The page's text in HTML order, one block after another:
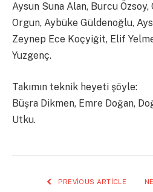
Aysun Suna Alan, Burcu
Orgun, Aybüke Güldenoğlu,
Zeynep Ece Koçyiğit, Elif
Yuzgenç.
Takımın teknik heyeti şöyle:
Büşra Dikmen, Emre Doğan,
Utku.
PREVIOUS ARTICLE